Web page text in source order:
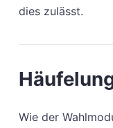
dies zulässt.
Wie der